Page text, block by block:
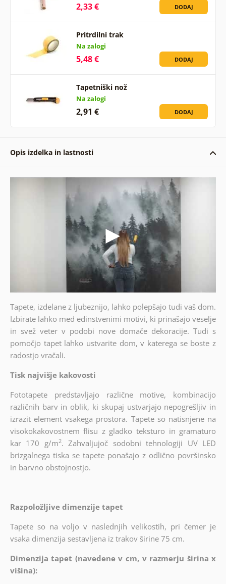
2,33 € DODAJ
Pritrdilni trak
Na zalogi
5,48 € DODAJ
Tapetniški nož
Na zalogi
2,91 € DODAJ
Opis izdelka in lastnosti
Tapete, izdelane z ljubeznijo, lahko polepšajo tudi vaš dom.
Izbirate lahko med edinstvenimi motivi, ki prinašajo veselje
in svež veter v podobi nove domače dekoracije. Tudi s
pomočjo tapet lahko ustvarite dom, v katerega se boste z
radostjo vračali.
Tisk najvišje kakovosti
Fototapete predstavljajo različne motive, kombinacijo
različnih barv in oblik, ki skupaj ustvarjajo nepogrešljiv in
izrazit element vsakega prostora. Tapete so natisnjene na
visokokakovostnem flisu z gladko teksturo in gramaturo
kar 170 g/m2. Zahvaljujoč sodobni tehnologiji UV LED
brizgalnega tiska se tapete ponašajo z odlično površinsko
in barvno obstojnostjo.
Razpoložljive dimenzije tapet
Tapete so na voljo v naslednjih velikostih, pri čemer je
vsaka dimenzija sestavljena iz trakov širine 75 cm.
Dimenzija tapet (navedene v cm, v razmerju širina x
višina):